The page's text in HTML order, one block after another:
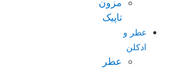
مزون
تاپیک
عطر و
ادکلن
عطر